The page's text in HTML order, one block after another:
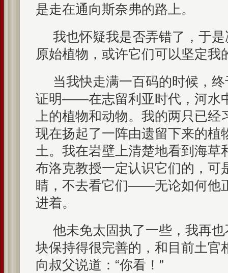
是走在通向斯奈弗的路上。
我也怀疑我是否弄错了，于
原始植物，或许它们可以坚定我
当我快走满一百码的时候，
证明——在志留利亚时代，河水
上的植物和动物。我的两只已经
现在扬起了一阵由遗留下来的植
土。我在岩壁上清楚地看到海草
布洛克教授一定认识它们的，可
睛，不去看它们——无论如何他
进着。
他未免太固执了一些，我再
块保持得很完善的，和目前土官
向叔父说道：“你看！”